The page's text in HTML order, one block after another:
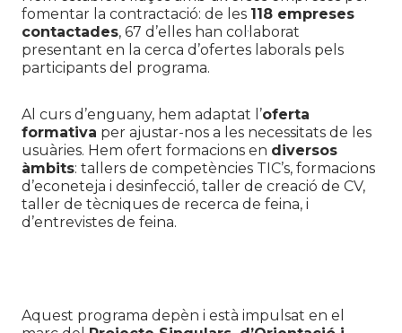
fomentar la contractació: de les 118 empreses
contactades, 67 d’elles han col·laborat
presentant en la cerca d’ofertes laborals pels
participants del programa.
Al curs d’enguany, hem adaptat l’oferta
formativa per ajustar-nos a les necessitats de les
usuàries. Hem ofert formacions en diversos
àmbits: tallers de competències TIC’s, formacions
d’econeteja i desinfecció, taller de creació de CV,
taller de tècniques de recerca de feina, i
d’entrevistes de feina.
Aquest programa depèn i està impulsat en el